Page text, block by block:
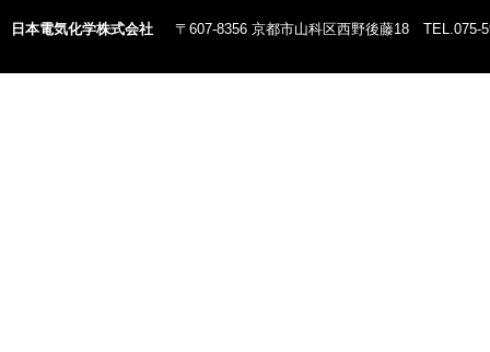
日本電気化学株式会社 〒607-8356 京都市山科区西野後藤18 TEL.075-